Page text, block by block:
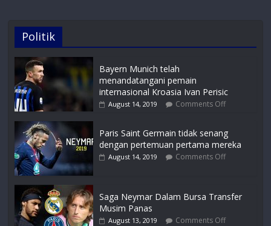
Politik
Bayern Munich telah
menandatangani pemain
internasional Kroasia Ivan Perisic
August 14, 2019 Comments Off
Paris Saint Germain tidak senang
dengan pertemuan pertama mereka
August 14, 2019 Comments Off
Saga Neymar Dalam Bursa Transfer
Musim Panas
August 13, 2019 Comments Off